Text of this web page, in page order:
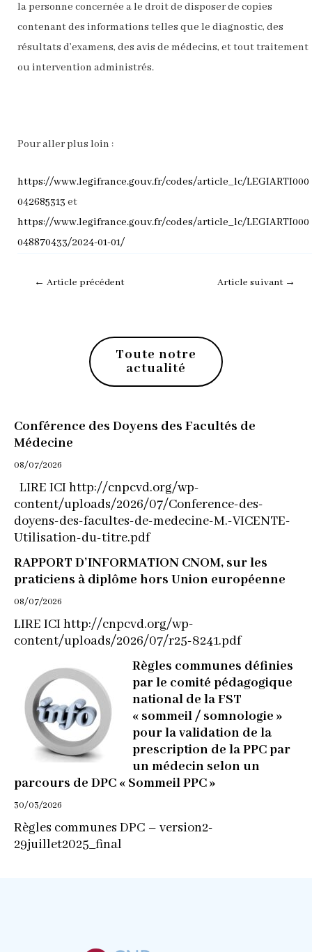
la personne concernée a le droit de disposer de copies
contenant des informations telles que le diagnostic, des
résultats d’examens, des avis de médecins, et tout traitement
ou intervention administrés.
Pour aller plus loin :
https://www.legifrance.gouv.fr/codes/article_lc/LEGIARTI000
042685313 et
https://www.legifrance.gouv.fr/codes/article_lc/LEGIARTI000
048870433/2024-01-01/
← Article précédent Article suivant →
Toute notre
actualité
Conférence des Doyens des Facultés de
Médecine
08/07/2026
LIRE ICI http://cnpcvd.org/wp-
content/uploads/2026/07/Conference-des-
doyens-des-facultes-de-medecine-M.-VICENTE-
Utilisation-du-titre.pdf
RAPPORT D’INFORMATION CNOM, sur les
praticiens à diplôme hors Union européenne
08/07/2026
LIRE ICI http://cnpcvd.org/wp-
content/uploads/2026/07/r25-8241.pdf
Règles communes définies
par le comité pédagogique
national de la FST
« sommeil / somnologie »
pour la validation de la
prescription de la PPC par
un médecin selon un
parcours de DPC « Sommeil PPC »
30/03/2026
Règles communes DPC – version2-
29juillet2025_final